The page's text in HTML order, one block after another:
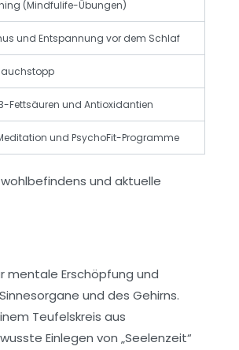
(Mindfulife-Übungen)
und Entspannung vor dem Schlaf
Fettsäuren und Antioxidantien
und PsychoFit-Programme
mentale Erschöpfung und
und des Gehirns.
Teufelskreis aus
Einlegen von „Seelenzeit“